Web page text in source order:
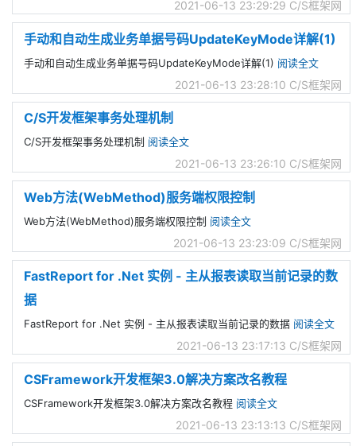
2021-06-13 23:29:29 C/S框架网
手动和自动生成业务单据号码UpdateKeyMode详解(1)
手动和自动生成业务单据号码UpdateKeyMode详解(1) 阅读全文
2021-06-13 23:28:10 C/S框架网
C/S开发框架事务处理机制
C/S开发框架事务处理机制 阅读全文
2021-06-13 23:26:10 C/S框架网
Web方法(WebMethod)服务端权限控制
Web方法(WebMethod)服务端权限控制 阅读全文
2021-06-13 23:23:09 C/S框架网
FastReport for .Net 实例 - 主从报表读取当前记录的数
据
FastReport for .Net 实例 - 主从报表读取当前记录的数据 阅读全文
2021-06-13 23:17:13 C/S框架网
CSFramework开发框架3.0解决方案改名教程
CSFramework开发框架3.0解决方案改名教程 阅读全文
2021-06-13 23:13:13 C/S框架网